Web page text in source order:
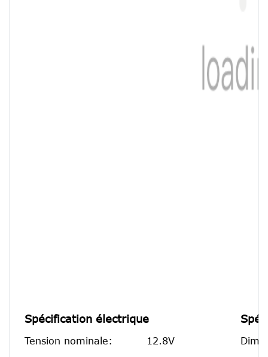
Spécification électrique
Tension nominale: 12.8V